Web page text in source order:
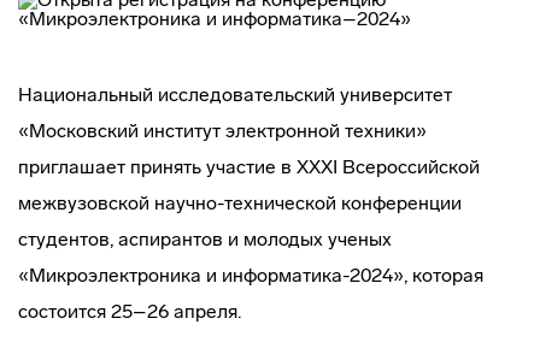
Национальный исследовательский университет
«Московский институт электронной техники»
приглашает принять участие в XXXI Всероссийской
межвузовской научно-технической конференции
студентов, аспирантов и молодых ученых
«Микроэлектроника и информатика-2024», которая
состоится 25–26 апреля.